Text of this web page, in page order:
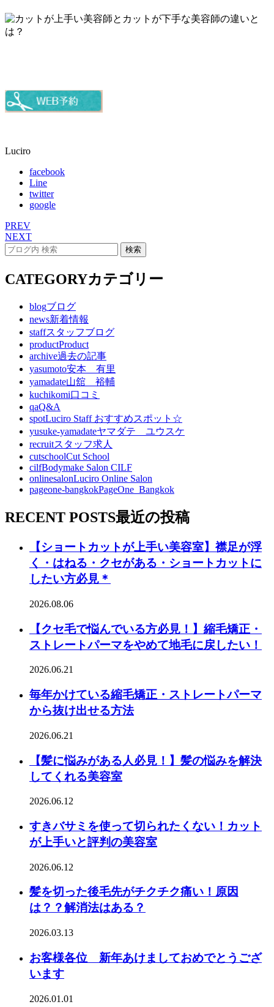
Luciro
facebook
Line
twitter
google
PREV
NEXT
CATEGORYカテゴリー
blogブログ
news新着情報
staffスタッフブログ
productProduct
archive過去の記事
yasumoto安本 有里
yamadate山舘 裕輔
kuchikomi口コミ
qaQ&A
spotLuciro Staff おすすめスポット☆
yusuke-yamadateヤマダテ ユウスケ
recruitスタッフ求人
cutschoolCut School
cilfBodymake Salon CILF
onlinesalonLuciro Online Salon
pageone-bangkokPageOne_Bangkok
RECENT POSTS最近の投稿
【ショートカットが上手い美容室】襟足が浮
く・はねる・クセがある・ショートカットに
したい方必見＊
2026.08.06
【クセ毛で悩んでいる方必見！】縮毛矯正・
ストレートパーマをやめて地毛に戻したい！
2026.06.21
毎年かけている縮毛矯正・ストレートパーマ
から抜け出せる方法
2026.06.21
【髪に悩みがある人必見！】髪の悩みを解決
してくれる美容室
2026.06.12
すきバサミを使って切られたくない！カット
が上手いと評判の美容室
2026.06.12
髪を切った後毛先がチクチク痛い！原因
は？？解消法はある？
2026.03.13
お客様各位 新年あけましておめでとうござ
います
2026.01.01